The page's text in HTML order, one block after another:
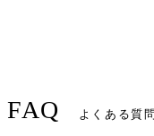
FAQ よくある質問